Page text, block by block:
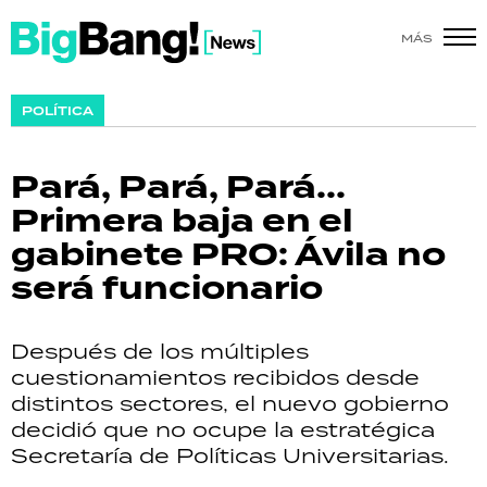
MÁS
POLÍTICA
Pará, Pará, Pará...
Primera baja en el
gabinete PRO: Ávila no
será funcionario
Después de los múltiples
cuestionamientos recibidos desde
distintos sectores, el nuevo gobierno
decidió que no ocupe la estratégica
Secretaría de Políticas Universitarias.
SHOW
ACTUALIDAD
POLICIALES
ECONOMÍA
GRAN HERMANO
SALUD
DEPORTES